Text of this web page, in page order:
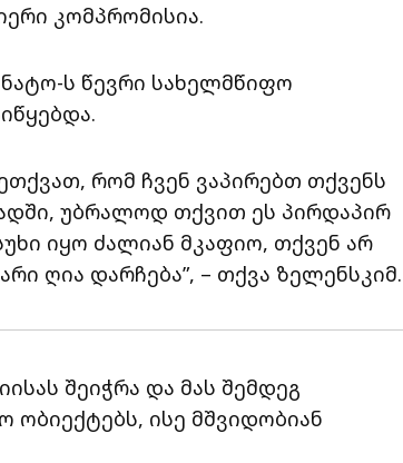
კომპრომისია.
ს წევრი სახელმწიფო
რომ ჩვენ ვაპირებთ თქვენს
უბრალოდ თქვით ეს პირდაპირ
იყო ძალიან მკაფიო, თქვენ არ
ღია დარჩება”, – თქვა ზელენსკიმ.
შეიჭრა და მას შემდეგ
ისე მშვიდობიან